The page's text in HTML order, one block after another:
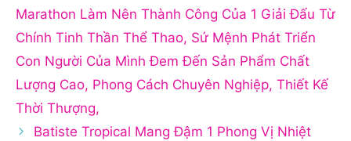
Marathon Làm Nên Thành Công Của 1 Giải Đấu Từ
Chính Tinh Thần Thể Thao, Sứ Mệnh Phát Triển
Con Người Của Mình Đem Đến Sản Phẩm Chất
Lượng Cao, Phong Cách Chuyên Nghiệp, Thiết Kế
Thời Thượng,
Batiste Tropical Mang Đậm 1 Phong Vị Nhiệt